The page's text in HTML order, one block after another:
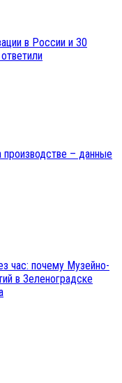
в России и 30
– данные
час: почему Музейно-
в Зеленоградске